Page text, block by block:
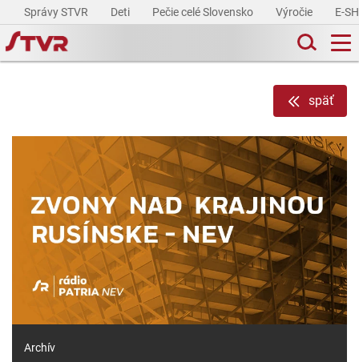
Správy STVR Deti Pečie celé Slovensko Výročie E-
späť
Archív